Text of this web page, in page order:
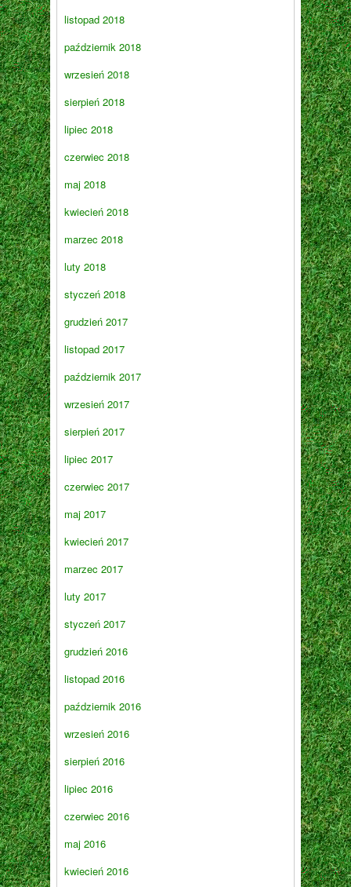
listopad 2018
październik 2018
wrzesień 2018
sierpień 2018
lipiec 2018
czerwiec 2018
maj 2018
kwiecień 2018
marzec 2018
luty 2018
styczeń 2018
grudzień 2017
listopad 2017
październik 2017
wrzesień 2017
sierpień 2017
lipiec 2017
czerwiec 2017
maj 2017
kwiecień 2017
marzec 2017
luty 2017
styczeń 2017
grudzień 2016
listopad 2016
październik 2016
wrzesień 2016
sierpień 2016
lipiec 2016
czerwiec 2016
maj 2016
kwiecień 2016